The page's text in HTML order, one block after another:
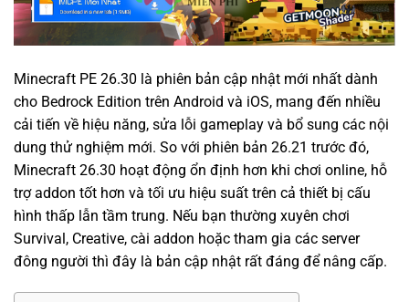
Minecraft PE 26.30 là phiên bản cập nhật mới nhất dành
cho Bedrock Edition trên Android và iOS, mang đến nhiều
cải tiến về hiệu năng, sửa lỗi gameplay và bổ sung các nội
dung thử nghiệm mới. So với phiên bản 26.21 trước đó,
Minecraft 26.30 hoạt động ổn định hơn khi chơi online, hỗ
trợ addon tốt hơn và tối ưu hiệu suất trên cả thiết bị cấu
hình thấp lẫn tầm trung. Nếu bạn thường xuyên chơi
Survival, Creative, cài addon hoặc tham gia các server
đông người thì đây là bản cập nhật rất đáng để nâng cấp.